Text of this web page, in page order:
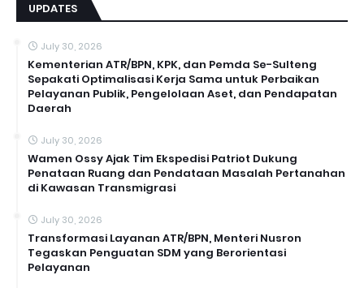
UPDATES
July 30, 2026
Kementerian ATR/BPN, KPK, dan Pemda Se-Sulteng
Sepakati Optimalisasi Kerja Sama untuk Perbaikan
Pelayanan Publik, Pengelolaan Aset, dan Pendapatan
Daerah
July 30, 2026
Wamen Ossy Ajak Tim Ekspedisi Patriot Dukung
Penataan Ruang dan Pendataan Masalah Pertanahan
di Kawasan Transmigrasi
July 30, 2026
Transformasi Layanan ATR/BPN, Menteri Nusron
Tegaskan Penguatan SDM yang Berorientasi
Pelayanan